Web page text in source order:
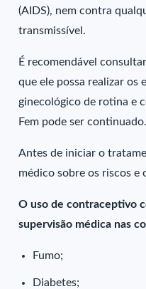
(AIDS), nem contra
transmissível.
É recomendável
que ele possa realizar os
ginecológico de rotina e
Fem pode ser continuado.
Antes de iniciar o
médico sobre os riscos e
O uso de contraceptivo
supervisão médica nas
Fumo;
Diabetes;